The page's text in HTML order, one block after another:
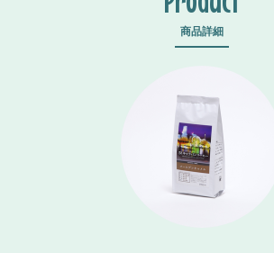
商品詳細